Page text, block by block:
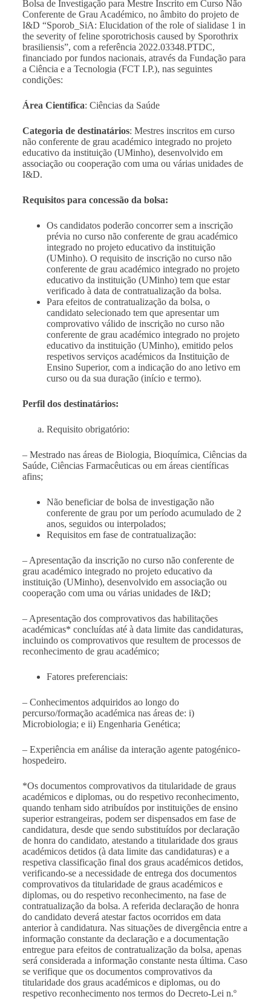
Bolsa de Investigação para Mestre Inscrito em Curso Não
Conferente de Grau Académico, no âmbito do projeto de
I&D “Sporob_SiA: Elucidation of the role of sialidase 1 in
the severity of feline sporotrichosis caused by Sporothrix
brasiliensis”, com a referência 2022.03348.PTDC,
financiado por fundos nacionais, através da Fundação para
a Ciência e a Tecnologia (FCT I.P.), nas seguintes
condições:
Área Científica: Ciências da Saúde
Categoria de destinatários: Mestres inscritos em curso
não conferente de grau académico integrado no projeto
educativo da instituição (UMinho), desenvolvido em
associação ou cooperação com uma ou várias unidades de
I&D.
Requisitos para concessão da bolsa:
Os candidatos poderão concorrer sem a inscrição
prévia no curso não conferente de grau académico
integrado no projeto educativo da instituição
(UMinho). O requisito de inscrição no curso não
conferente de grau académico integrado no projeto
educativo da instituição (UMinho) tem que estar
verificado à data de contratualização da bolsa.
Para efeitos de contratualização da bolsa, o
candidato selecionado tem que apresentar um
comprovativo válido de inscrição no curso não
conferente de grau académico integrado no projeto
educativo da instituição (UMinho), emitido pelos
respetivos serviços académicos da Instituição de
Ensino Superior, com a indicação do ano letivo em
curso ou da sua duração (início e termo).
Perfil dos destinatários:
Requisito obrigatório:
– Mestrado nas áreas de Biologia, Bioquímica, Ciências da
Saúde, Ciências Farmacêuticas ou em áreas científicas
afins;
Não beneficiar de bolsa de investigação não
conferente de grau por um período acumulado de 2
anos, seguidos ou interpolados;
Requisitos em fase de contratualização:
– Apresentação da inscrição no curso não conferente de
grau académico integrado no projeto educativo da
instituição (UMinho), desenvolvido em associação ou
cooperação com uma ou várias unidades de I&D;
– Apresentação dos comprovativos das habilitações
académicas* concluídas até à data limite das candidaturas,
incluindo os comprovativos que resultem de processos de
reconhecimento de grau académico;
Fatores preferenciais:
– Conhecimentos adquiridos ao longo do
percurso/formação académica nas áreas de: i)
Microbiologia; e ii) Engenharia Genética;
– Experiência em análise da interação agente patogénico-
hospedeiro.
*Os documentos comprovativos da titularidade de graus
académicos e diplomas, ou do respetivo reconhecimento,
quando tenham sido atribuídos por instituições de ensino
superior estrangeiras, podem ser dispensados em fase de
candidatura, desde que sendo substituídos por declaração
de honra do candidato, atestando a titularidade dos graus
académicos detidos (à data limite das candidaturas) e a
respetiva classificação final dos graus académicos detidos,
verificando-se a necessidade de entrega dos documentos
comprovativos da titularidade de graus académicos e
diplomas, ou do respetivo reconhecimento, na fase de
contratualização da bolsa. A referida declaração de honra
do candidato deverá atestar factos ocorridos em data
anterior à candidatura. Nas situações de divergência entre a
informação constante da declaração e a documentação
entregue para efeitos de contratualização da bolsa, apenas
será considerada a informação constante nesta última. Caso
se verifique que os documentos comprovativos da
titularidade dos graus académicos e diplomas, ou do
respetivo reconhecimento nos termos do Decreto-Lei n.º